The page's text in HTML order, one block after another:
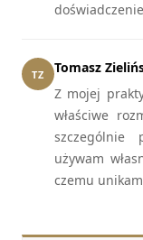
TZ Tomasz
Z mojej
właściwe
szczególnie
używam
czemu